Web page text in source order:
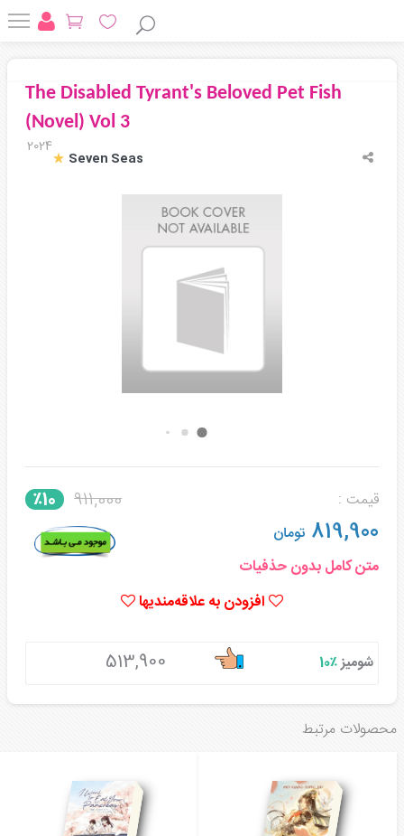
The Disabled Tyrant's Beloved Pet Fish
(Novel) Vol 3
2024
Seven Seas
قیمت : 911,000 ٪10
819,900 تومان
متن کامل بدون حذفیات
افزودن به علاقه‌مندیها
شومیز٪10 513,900
محصولات مرتبط